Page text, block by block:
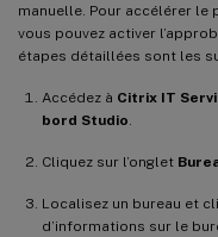
manuelle. Pour accélérer le
vous pouvez activer
étapes détaillées sont les
Accédez à Citrix IT
bord Studio.
Cliquez sur l’onglet
Localisez un bureau et
d’informations sur le